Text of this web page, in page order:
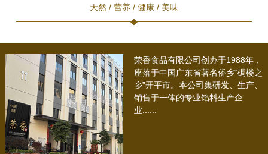
天然 / 营养 / 健康 / 美味
荣香食品有限公司创办于1988年，
座落于中国广东省著名侨乡“碉楼之
乡”开平市。本公司集研发、生产、
销售于一体的专业馅料生产企
业......